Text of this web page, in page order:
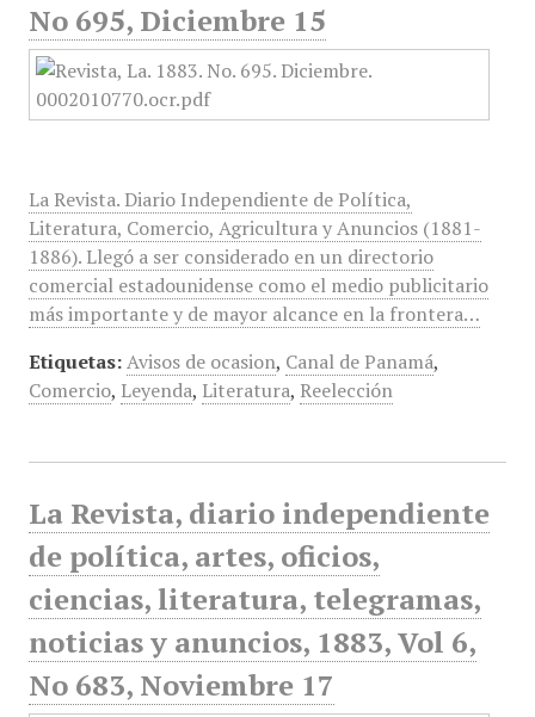
No 695, Diciembre 15
La Revista. Diario Independiente de Política,
Literatura, Comercio, Agricultura y Anuncios (1881-
1886). Llegó a ser considerado en un directorio
comercial estadounidense como el medio publicitario
más importante y de mayor alcance en la frontera…
Etiquetas: Avisos de ocasion, Canal de Panamá,
Comercio, Leyenda, Literatura, Reelección
La Revista, diario independiente
de política, artes, oficios,
ciencias, literatura, telegramas,
noticias y anuncios, 1883, Vol 6,
No 683, Noviembre 17